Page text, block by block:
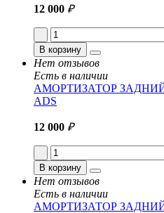
12 000 ₽
В корзину
Нет отзывов
Есть в наличии
АМОРТИЗАТОР ЗАДНИЙ
ADS
12 000 ₽
В корзину
Нет отзывов
Есть в наличии
АМОРТИЗАТОР ЗАДНИЙ